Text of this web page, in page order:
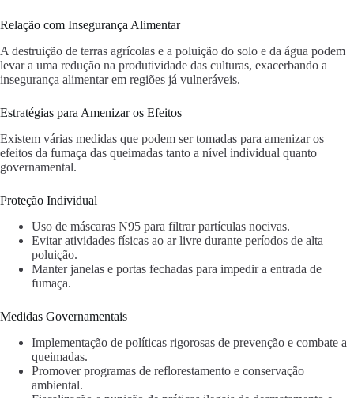
Relação com Insegurança Alimentar
A destruição de terras agrícolas e a poluição do solo e da água podem
levar a uma redução na produtividade das culturas, exacerbando a
insegurança alimentar em regiões já vulneráveis.
Estratégias para Amenizar os Efeitos
Existem várias medidas que podem ser tomadas para amenizar os
efeitos da fumaça das queimadas tanto a nível individual quanto
governamental.
Proteção Individual
Uso de máscaras N95 para filtrar partículas nocivas.
Evitar atividades físicas ao ar livre durante períodos de alta
poluição.
Manter janelas e portas fechadas para impedir a entrada de
fumaça.
Medidas Governamentais
Implementação de políticas rigorosas de prevenção e combate a
queimadas.
Promover programas de reflorestamento e conservação
ambiental.